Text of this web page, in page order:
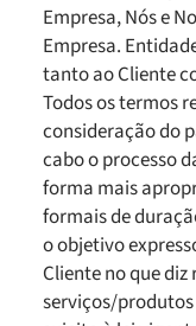
Empresa, Nós e
Empresa.
tanto ao Cliente
Todos os termos
consideração do
cabo o processo
forma mais
formais de
o objetivo
Cliente no que
serviços/produtos